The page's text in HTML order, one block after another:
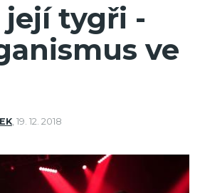
její tygři -
ve
19. 12. 2018